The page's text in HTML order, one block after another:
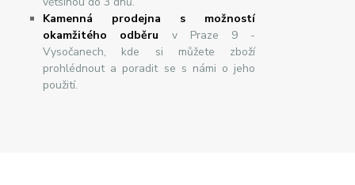
Kamenná prodejna s možností
okamžitého odběru v Praze 9 -
Vysočanech, kde si můžete zboží
prohlédnout a poradit se s námi o jeho
použití.